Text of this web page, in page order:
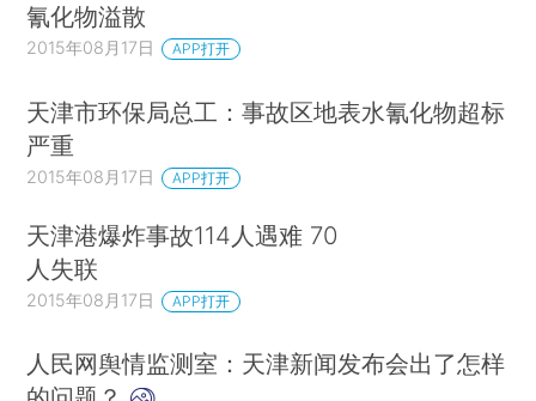
氰化物溢散
2015年08月17日 APP打开
天津市环保局总工：事故区地表水氰化物超标
严重
2015年08月17日 APP打开
天津港爆炸事故114人遇难 70
人失联
2015年08月17日 APP打开
人民网舆情监测室：天津新闻发布会出了怎样